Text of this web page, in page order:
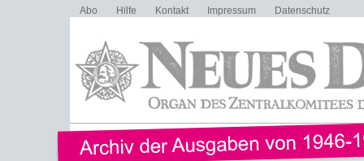
Abo Hilfe Kontakt Impressum Datenschutz